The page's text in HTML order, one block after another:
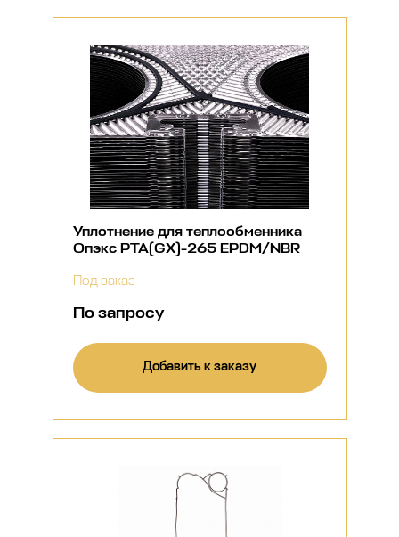
Уплотнение для теплообменника
Опэкс РТА(GX)-265 EPDM/NBR
Под заказ
По запросу
Добавить к заказу